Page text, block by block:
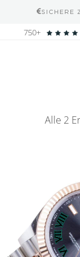
SICHERE
750+
Alle 2